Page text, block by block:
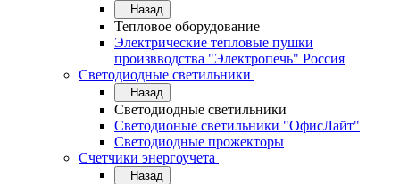
Назад
Тепловое оборудование
Электрические тепловые пушки
произвводства "Электропечь" Россия
Светодиодные светильники
Назад
Светодиодные светильники
Светодионые светильники "ОфисЛайт"
Светодиодные прожекторы
Счетчики энергоучета
Назад